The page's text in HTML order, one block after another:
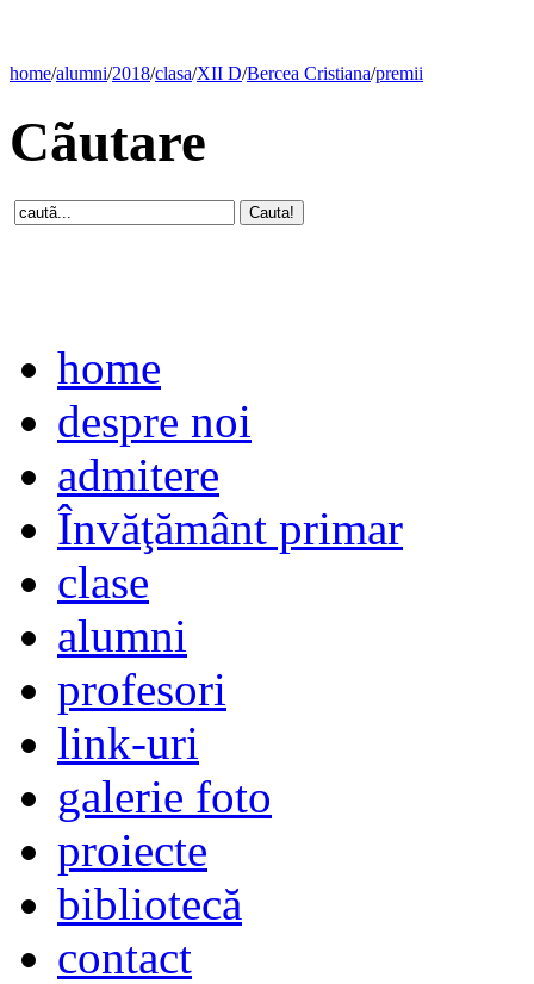
home/alumni/2018/clasa/XII D/Bercea Cristiana/premii
Cãutare
home
despre noi
admitere
Învăţământ primar
clase
alumni
profesori
link-uri
galerie foto
proiecte
bibliotecă
contact